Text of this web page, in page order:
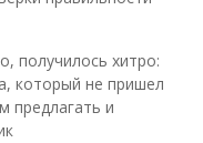
получилось хитро:
который не пришел
предлагать и